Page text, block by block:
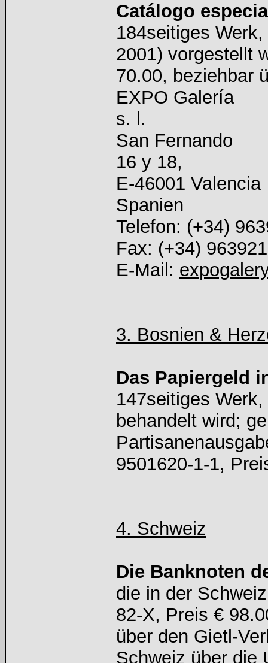
Catálogo
184seitiges
2001) vorgestellt
70.00, beziehbar
EXPO Galería
s. l.
San Fernando
16 y 18,
E-46001 Valencia
Spanien
Telefon: (+34)
Fax: (+34)
E-Mail:
3. Bosnien &
Das Papiergeld
147seitiges
behandelt wird;
9501620-1-1,
4. Schweiz
Die Banknoten
die in der
82-X, Preis €
über den Gietl-
Schweiz über die